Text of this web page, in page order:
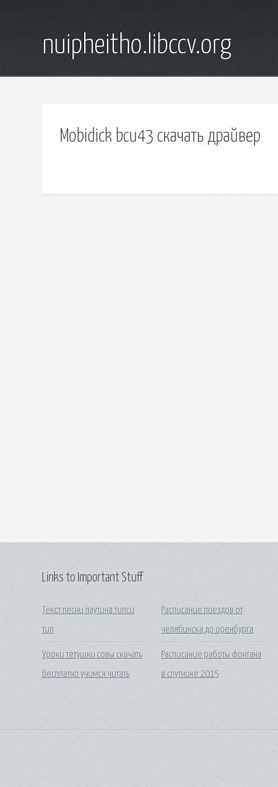
nuipheitho.libccv.org
Mobidick bcu43 скачать драйвер
Links to Important Stuff
Текст песни паутина типси
тип
Уроки тетушки совы скачать
бесплатно учимся читать
Расписание поездов от
челябинска до оренбурга
Расписание работы фонтана
в спутнике 2015